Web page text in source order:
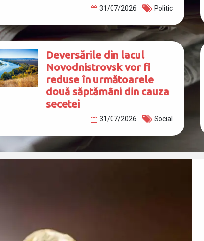
31/07/2026 Politic
Deversările din lacul
Novodnistrovsk vor fi
reduse în următoarele
două săptămâni din cauza
secetei
31/07/2026 Social